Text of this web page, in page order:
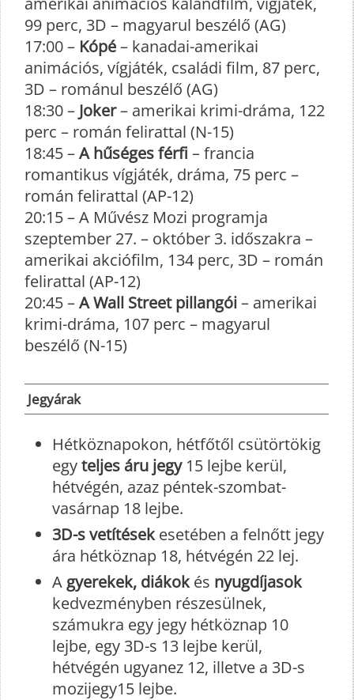
99 perc, 3D – magyarul beszélő (AG)
17:00 – Kópé– kanadai-amerikai
animációs, vígjáték, családi film, 87 perc,
3D – románul beszélő (AG)
18:30 – Joker– amerikai krimi-dráma, 122
perc – román felirattal (N-15)
18:45 –A hűséges férfi – francia
romantikus vígjáték, dráma, 75 perc –
román felirattal (AP-12)
20:15 – A Művész Mozi programja
szeptember 27. – október 3. időszakra –
amerikai akciófilm, 134 perc, 3D – román
felirattal (AP-12)
20:45 –A Wall Street pillangói– amerikai
krimi-dráma, 107 perc – magyarul
beszélő (N-15)
Jegyárak
Hétköznapokon, hétfőtől csütörtökig
egyteljes áru jegy15 lejbe kerül,
hétvégén, azaz péntek-szombat-
vasárnap 18 lejbe.
3D-s vetítésekesetében a felnőtt jegy
ára hétköznap 18, hétvégén 22 lej.
Agyerekek, diákokés nyugdíjasok
kedvezményben részesülnek,
számukra egy jegy hétköznap 10
lejbe, egy 3D-s 13 lejbe kerül,
hétvégén ugyanez 12, illetve a 3D-s
mozijegy15 lejbe.